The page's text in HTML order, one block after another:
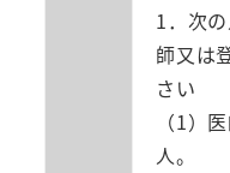
1．次
師又は
さい
（1）
人。